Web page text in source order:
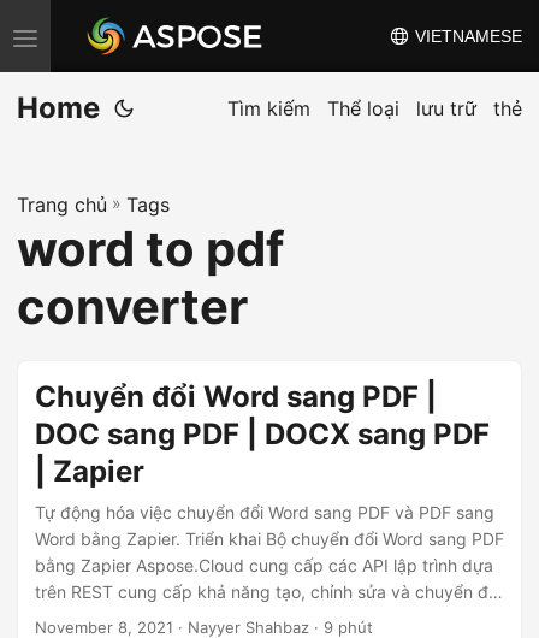
C
h
u
n
đ
i
ư
ớ
VIETNAMESE
Home Tìm kiếm Thể loại lưu trữ thẻ
Trang chủ » Tags
word to pdf
converter
Chuyển đổi Word sang PDF |
DOC sang PDF | DOCX sang PDF
| Zapier
Tự động hóa việc chuyển đổi Word sang PDF và PDF sang
Word bằng Zapier. Triển khai Bộ chuyển đổi Word sang PDF
bằng Zapier Aspose.Cloud cung cấp các API lập trình dựa
trên REST cung cấp khả năng tạo, chỉnh sửa và chuyển đổi
Word, Excel, PowerPoint, HTML, XPS, JPEG, v.v. sang các
November 8, 2021 · Nayyer Shahbaz · 9 phút